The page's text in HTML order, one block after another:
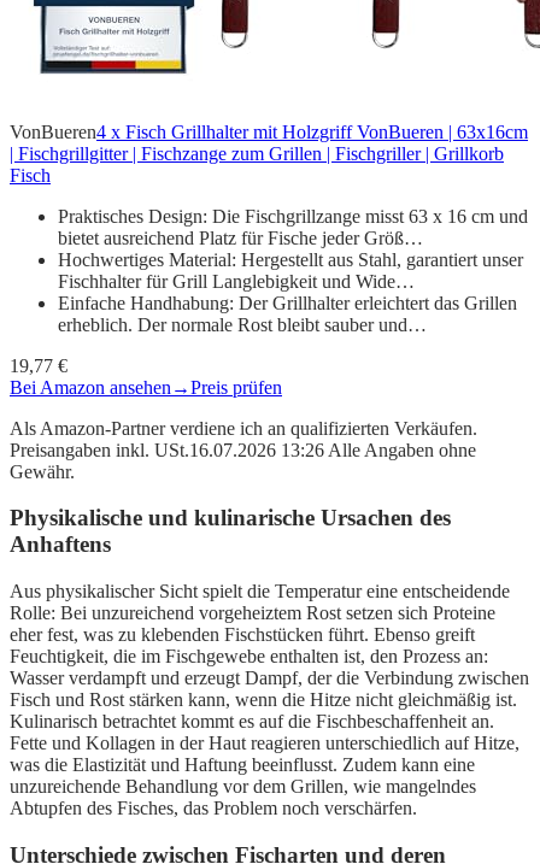
VonBueren4 x Fisch Grillhalter mit Holzgriff VonBueren | 63x16cm
| Fischgrillgitter | Fischzange zum Grillen | Fischgriller | Grillkorb
Fisch
Praktisches Design: Die Fischgrillzange misst 63 x 16 cm und
bietet ausreichend Platz für Fische jeder Größ…
Hochwertiges Material: Hergestellt aus Stahl, garantiert unser
Fischhalter für Grill Langlebigkeit und Wide…
Einfache Handhabung: Der Grillhalter erleichtert das Grillen
erheblich. Der normale Rost bleibt sauber und…
19,77 €
Bei Amazon ansehen →Preis prüfen
Als Amazon-Partner verdiene ich an qualifizierten Verkäufen.
Preisangaben inkl. USt.16.07.2026 13:26 Alle Angaben ohne
Gewähr.
Physikalische und kulinarische Ursachen des
Anhaftens
Aus physikalischer Sicht spielt die Temperatur eine entscheidende
Rolle: Bei unzureichend vorgeheiztem Rost setzen sich Proteine
eher fest, was zu klebenden Fischstücken führt. Ebenso greift
Feuchtigkeit, die im Fischgewebe enthalten ist, den Prozess an:
Wasser verdampft und erzeugt Dampf, der die Verbindung zwischen
Fisch und Rost stärken kann, wenn die Hitze nicht gleichmäßig ist.
Kulinarisch betrachtet kommt es auf die Fischbeschaffenheit an.
Fette und Kollagen in der Haut reagieren unterschiedlich auf Hitze,
was die Elastizität und Haftung beeinflusst. Zudem kann eine
unzureichende Behandlung vor dem Grillen, wie mangelndes
Abtupfen des Fisches, das Problem noch verschärfen.
Unterschiede zwischen Fischarten und deren